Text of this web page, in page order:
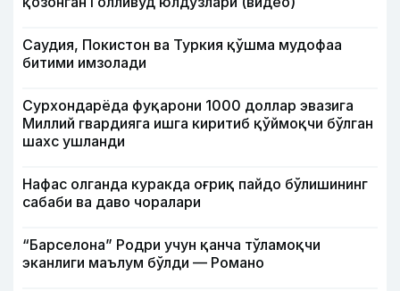
Саудия, Покистон ва Туркия қўшма мудофаа
битими имзолади
Сурхондарёда фуқарони 1000 доллар эвазига
Миллий гвардияга ишга киритиб қўймоқчи бўлган
шахс ушланди
Нафас олганда куракда оғриқ пайдо бўлишининг
сабаби ва даво чоралари
“Барселона” Родри учун қанча тўламоқчи
эканлиги маълум бўлди — Романо